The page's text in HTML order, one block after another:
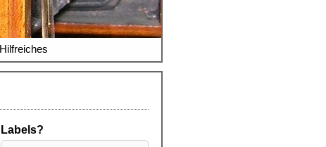
Hilfreiches
Labels?